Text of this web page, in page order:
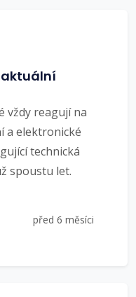
aktuální
vždy reagují na
a elektronické
technická
spoustu let.
před 6 měsíci